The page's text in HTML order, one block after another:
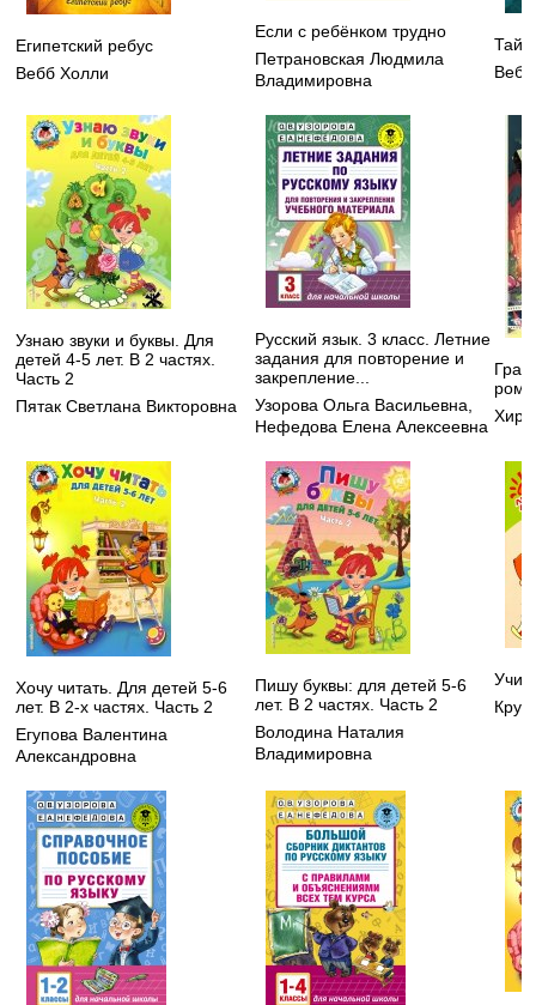
Египетский ребус
Вебб Холли
Если с ребёнком трудно
Петрановская Людмила
Владимировна
Узнаю звуки и буквы. Для
детей 4-5 лет. В 2 частях.
Часть 2
Пятак Светлана Викторовна
Русский язык. 3 класс. Летние
задания для повторение и
закрепление...
Узорова Ольга Васильевна
Нефедова Елена Алексеевна
Хочу читать. Для детей 5-6
лет. В 2-х частях. Часть 2
Егупова Валентина
Александровна
Пишу буквы: для детей 5-6
лет. В 2 частях. Часть 2
Володина Наталия
Владимировна